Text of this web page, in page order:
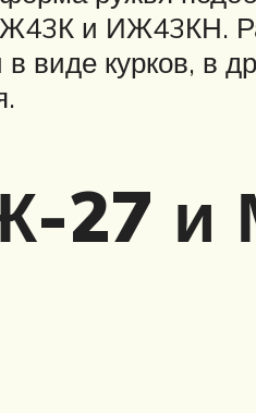
и ИЖ43КН.
виде курков, в
27 и